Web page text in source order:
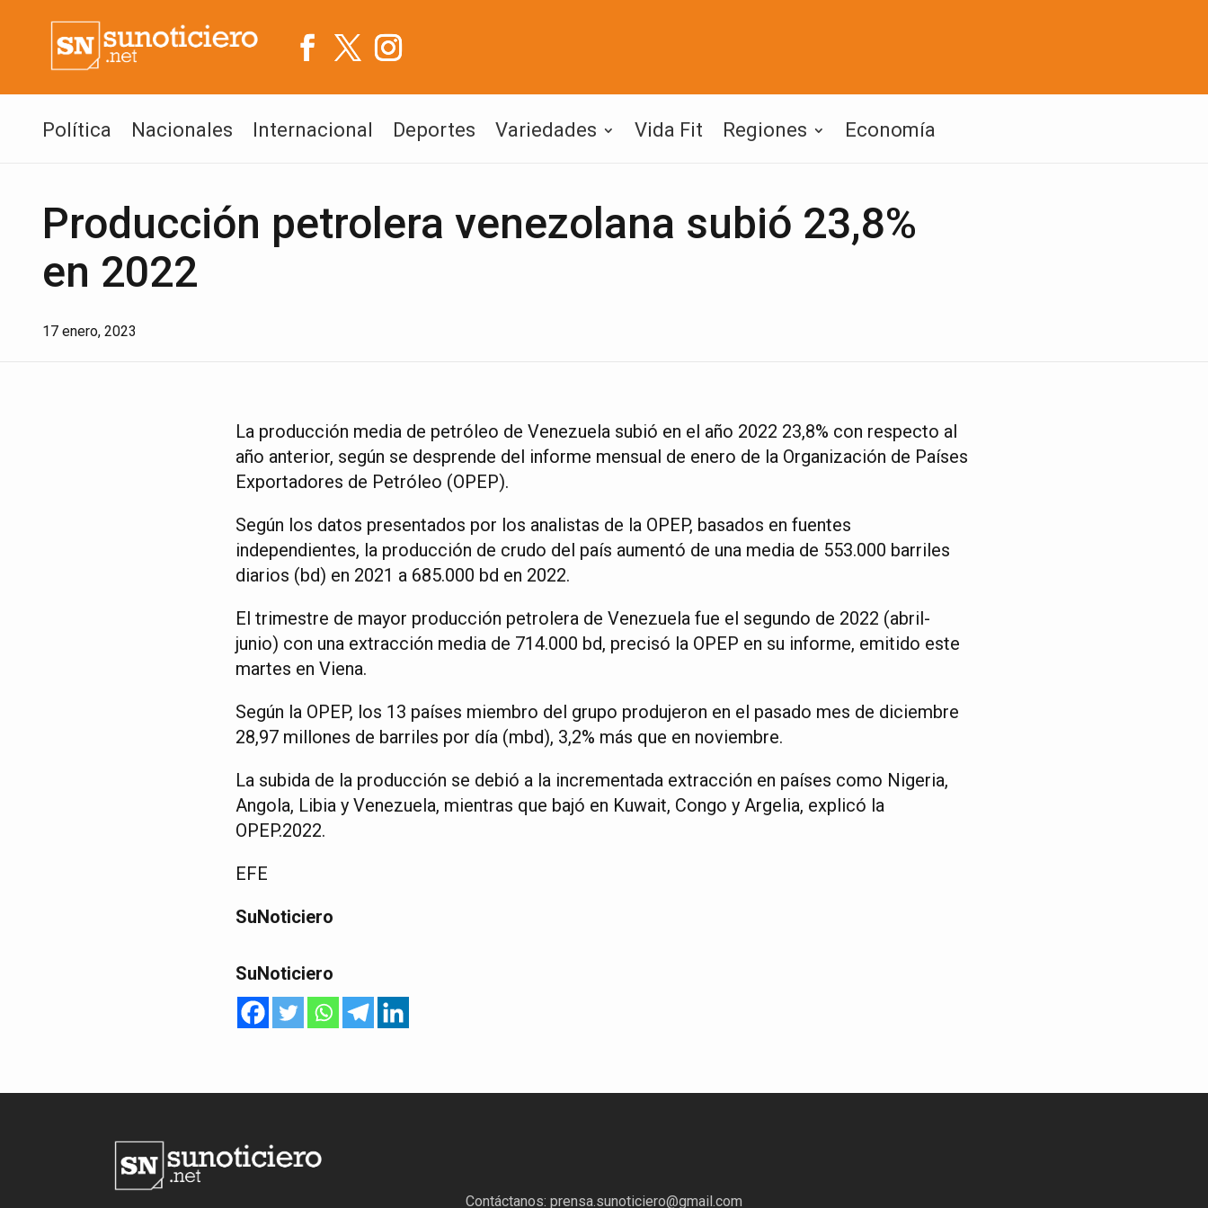
Política Nacionales Internacional Deportes Variedades Vida Fit Regiones Economía
Producción petrolera venezolana subió 23,8%
en 2022
17 enero, 2023
La producción media de petróleo de Venezuela subió en el año 2022 23,8% con respecto al
año anterior, según se desprende del informe mensual de enero de la Organización de Países
Exportadores de Petróleo (OPEP).
Según los datos presentados por los analistas de la OPEP, basados en fuentes
independientes, la producción de crudo del país aumentó de una media de 553.000 barriles
diarios (bd) en 2021 a 685.000 bd en 2022.
El trimestre de mayor producción petrolera de Venezuela fue el segundo de 2022 (abril-
junio) con una extracción media de 714.000 bd, precisó la OPEP en su informe, emitido este
martes en Viena.
Según la OPEP, los 13 países miembro del grupo produjeron en el pasado mes de diciembre
28,97 millones de barriles por día (mbd), 3,2% más que en noviembre.
La subida de la producción se debió a la incrementada extracción en países como Nigeria,
Angola, Libia y Venezuela, mientras que bajó en Kuwait, Congo y Argelia, explicó la
OPEP.2022.
EFE
SuNoticiero
SuNoticiero
Contáctanos: prensa.sunoticiero@gmail.com